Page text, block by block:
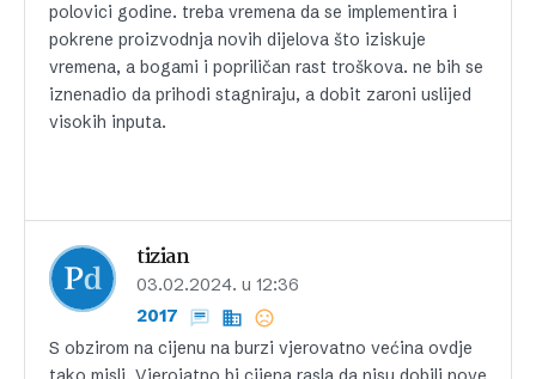
polovici godine. treba vremena da se implementira i
pokrene proizvodnja novih dijelova što iziskuje
vremena, a bogami i popriličan rast troškova. ne bih se
iznenadio da prihodi stagniraju, a dobit zaroni uslijed
visokih inputa.
tizian
03.02.2024. u 12:36
2017
S obzirom na cijenu na burzi vjerovatno većina ovdje